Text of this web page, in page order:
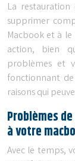
La
supprimer
Macbook et à
action, bien
problèmes et
fonctionnant
raisons qui
Problèmes
à votre
Avec le temps,